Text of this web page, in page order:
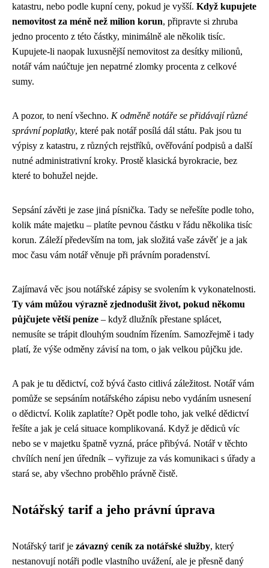
katastru, nebo podle kupní ceny, pokud je vyšší. Když kupujete
nemovitost za méně než milion korun, připravte si zhruba
jedno procento z této částky, minimálně ale několik tisíc.
Kupujete-li naopak luxusnější nemovitost za desítky milionů,
notář vám naúčtuje jen nepatrné zlomky procenta z celkové
sumy.
A pozor, to není všechno. K odměně notáře se přidávají různé
správní poplatky, které pak notář posílá dál státu. Pak jsou tu
výpisy z katastru, z různých rejstříků, ověřování podpisů a další
nutné administrativní kroky. Prostě klasická byrokracie, bez
které to bohužel nejde.
Sepsání závěti je zase jiná písnička. Tady se neřešíte podle toho,
kolik máte majetku – platíte pevnou částku v řádu několika tisíc
korun. Záleží především na tom, jak složitá vaše závěť je a jak
moc času vám notář věnuje při právním poradenství.
Zajímavá věc jsou notářské zápisy se svolením k vykonatelnosti.
Ty vám můžou výrazně zjednodušit život, pokud někomu
půjčujete větší peníze – když dlužník přestane splácet,
nemusíte se trápit dlouhým soudním řízením. Samozřejmě i tady
platí, že výše odměny závisí na tom, o jak velkou půjčku jde.
A pak je tu dědictví, což bývá často citlivá záležitost. Notář vám
pomůže se sepsáním notářského zápisu nebo vydáním usnesení
o dědictví. Kolik zaplatíte? Opět podle toho, jak velké dědictví
řešíte a jak je celá situace komplikovaná. Když je dědiců víc
nebo se v majetku špatně vyzná, práce přibývá. Notář v těchto
chvílích není jen úředník – vyřizuje za vás komunikaci s úřady a
stará se, aby všechno proběhlo právně čistě.
Notářský tarif a jeho právní úprava
Notářský tarif je závazný ceník za notářské služby, který
nestanovují notáři podle vlastního uvážení, ale je přesně daný